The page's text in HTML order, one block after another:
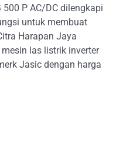
P AC/DC dilengkapi
untuk membuat
Harapan Jaya
las listrik inverter
Jasic dengan harga